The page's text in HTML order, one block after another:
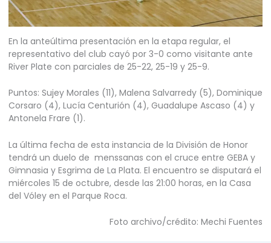
En la anteúltima presentación en la etapa regular, el
representativo del club cayó por 3-0 como visitante ante
River Plate con parciales de 25-22, 25-19 y 25-9.
Puntos: Sujey Morales (11), Malena Salvarredy (5), Dominique
Corsaro (4), Lucía Centurión (4), Guadalupe Ascaso (4) y
Antonela Frare (1).
La última fecha de esta instancia de la División de Honor
tendrá un duelo de menssanas con el cruce entre GEBA y
Gimnasia y Esgrima de La Plata. El encuentro se disputará el
miércoles 15 de octubre, desde las 21:00 horas, en la Casa
del Vóley en el Parque Roca.
Foto archivo/crédito: Mechi Fuentes